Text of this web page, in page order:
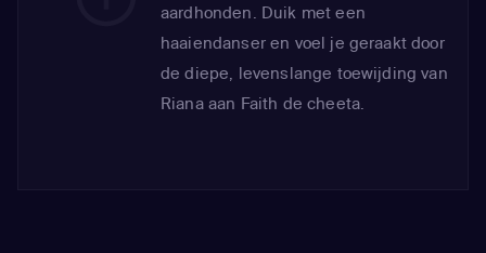
aardhonden. Duik met een
haaiendanser en voel je geraakt door
de diepe, levenslange toewijding van
Riana aan Faith de cheeta.